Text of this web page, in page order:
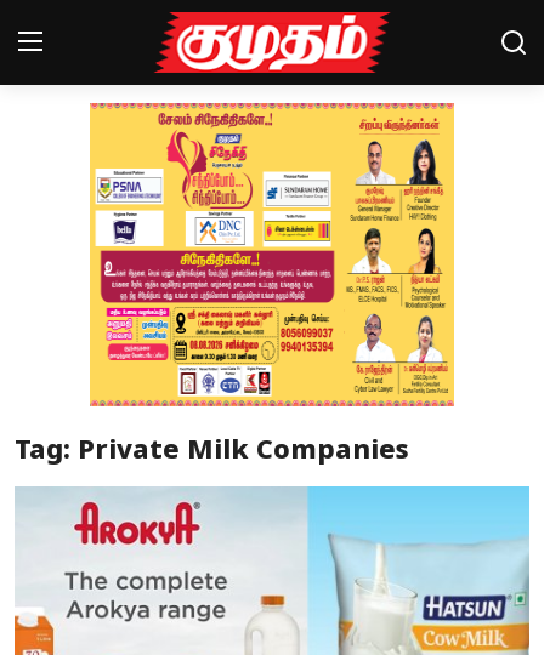
Magazines
Special Story
Business
Crime
Tag: Private Milk Companies